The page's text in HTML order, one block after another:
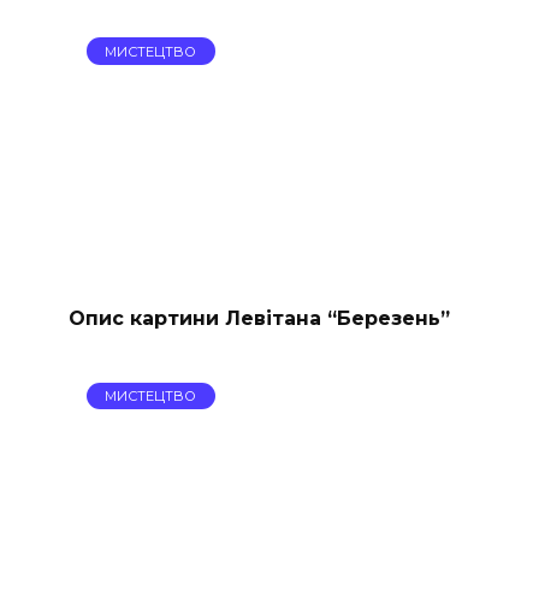
МИСТЕЦТВО
Опис картини Левітана “Березень”
МИСТЕЦТВО